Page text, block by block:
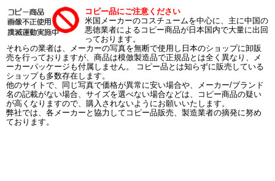
コピー品にご注意ください
米国メーカーのコスチュームを中心に、主に中国の
悪徳業者によるコピー商品が日本国内で大量に出回
っております。
それらの業者は、メーカーの写真を無断で使用し日本のショップに卸販
売を行っておりますが、商品は模倣製造品で正規品とは全く異なり、メ
ーカーパッケージも付属しません。 コピー品とは知らずに販売している
ショップも多数存在します。
他のサイトで、同じ写真で価格が異常に安い場合や、メーカー/ブランド
名の記載がない場合、サイズを選べない場合などは、コピー商品の疑い
が高くなりますので、購入されないようにお願いいたします。
弊社では、各メーカーと協力してコピー品販売、製造業者の摘発に努め
ております。